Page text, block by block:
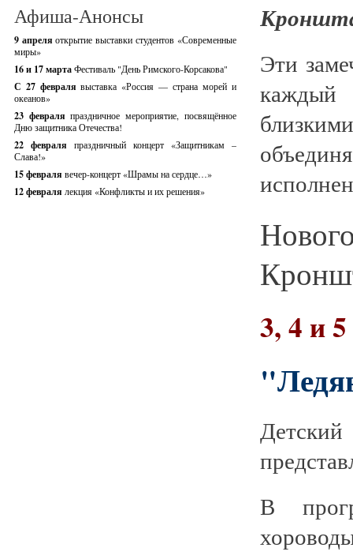
Афиша-Анонсы
9 апреляоткрытие выставки студентов «Современные
миры»
16 и 17 мартаФестиваль "День Римского-Корсакова"
С 27 февралявыставка «Россия — страна морей и
океанов»
23 февраляпраздничное мероприятие, посвящённое
Дню защитника Отечества!
22 февраля праздничный концерт «Защитникам –
Слава!»
15 февраля вечер-концерт «Шрамы на сердце…»
12 февраля лекция «Конфликты и их решения»
Эти
каждый
3, 4 и
В